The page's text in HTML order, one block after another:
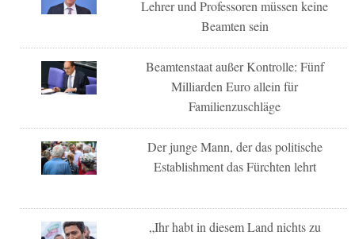
Lehrer und Professoren müssen keine
Beamten sein
Beamtenstaat außer Kontrolle: Fünf
Milliarden Euro allein für
Familienzuschläge
Der junge Mann, der das politische
Establishment das Fürchten lehrt
„Ihr habt in diesem Land nichts zu